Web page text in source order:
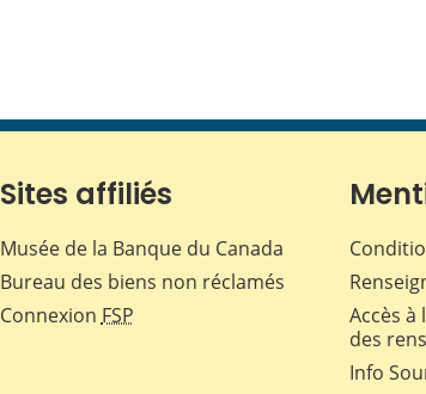
Sites affiliés
Musée de la Banque du Canada
Bureau des biens non réclamés
Connexion FSP
Accès
des
Info